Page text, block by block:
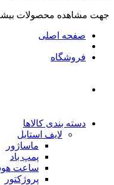
جهت مشاهده محصولات
صفحه اصلی
فروشگاه
دسته بندی کالاها
لایف استایل
ماساژور
پمپ باد
ساعت
پروژکتور